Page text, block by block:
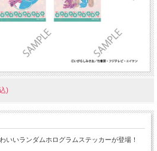
)
いいランダムホログラムステッカーが登場！